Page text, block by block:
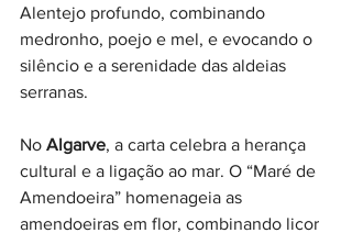
Alentejo profundo, combinando
medronho, poejo e mel, e evocando o
silêncio e a serenidade das aldeias
serranas.
No Algarve, a carta celebra a herança
cultural e a ligação ao mar. O “Maré de
Amendoeira” homenageia as
amendoeiras em flor, combinando licor